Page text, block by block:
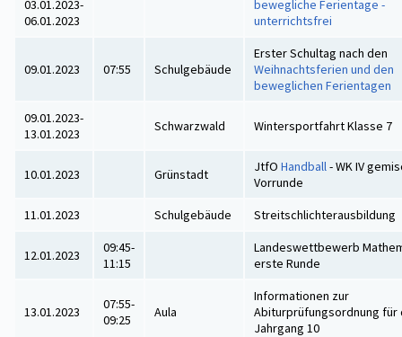
03.01.2023-
06.01.2023
bewegliche Ferientage -
unterrichtsfrei
09.01.2023 07:55 Schulgebäude
Erster Schultag nach den
Weihnachtsferien und den
beweglichen Ferientagen
09.01.2023-
13.01.2023
Schwarzwald Wintersportfahrt Klasse 7
10.01.2023 Grünstadt JtfO Handball- WK IV
Vorrunde
11.01.2023
Schulgebäude Streitschlichterausbildung
12.01.2023
09:45-
11:15
Landeswettbewerb
erste Runde
13.01.2023
07:55-
09:25
Aula
Informationen zur
Abiturprüfungsordnung für
Jahrgang 10